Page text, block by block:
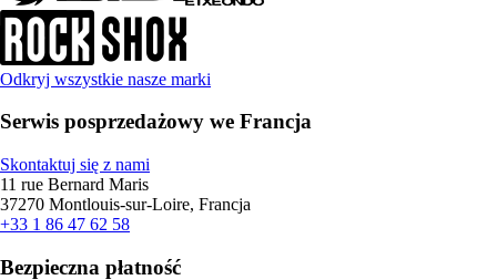
Odkryj wszystkie nasze marki
Serwis posprzedażowy we Francja
Skontaktuj się z nami
11 rue Bernard Maris
37270 Montlouis-sur-Loire, Francja
+33 1 86 47 62 58
Bezpieczna płatność